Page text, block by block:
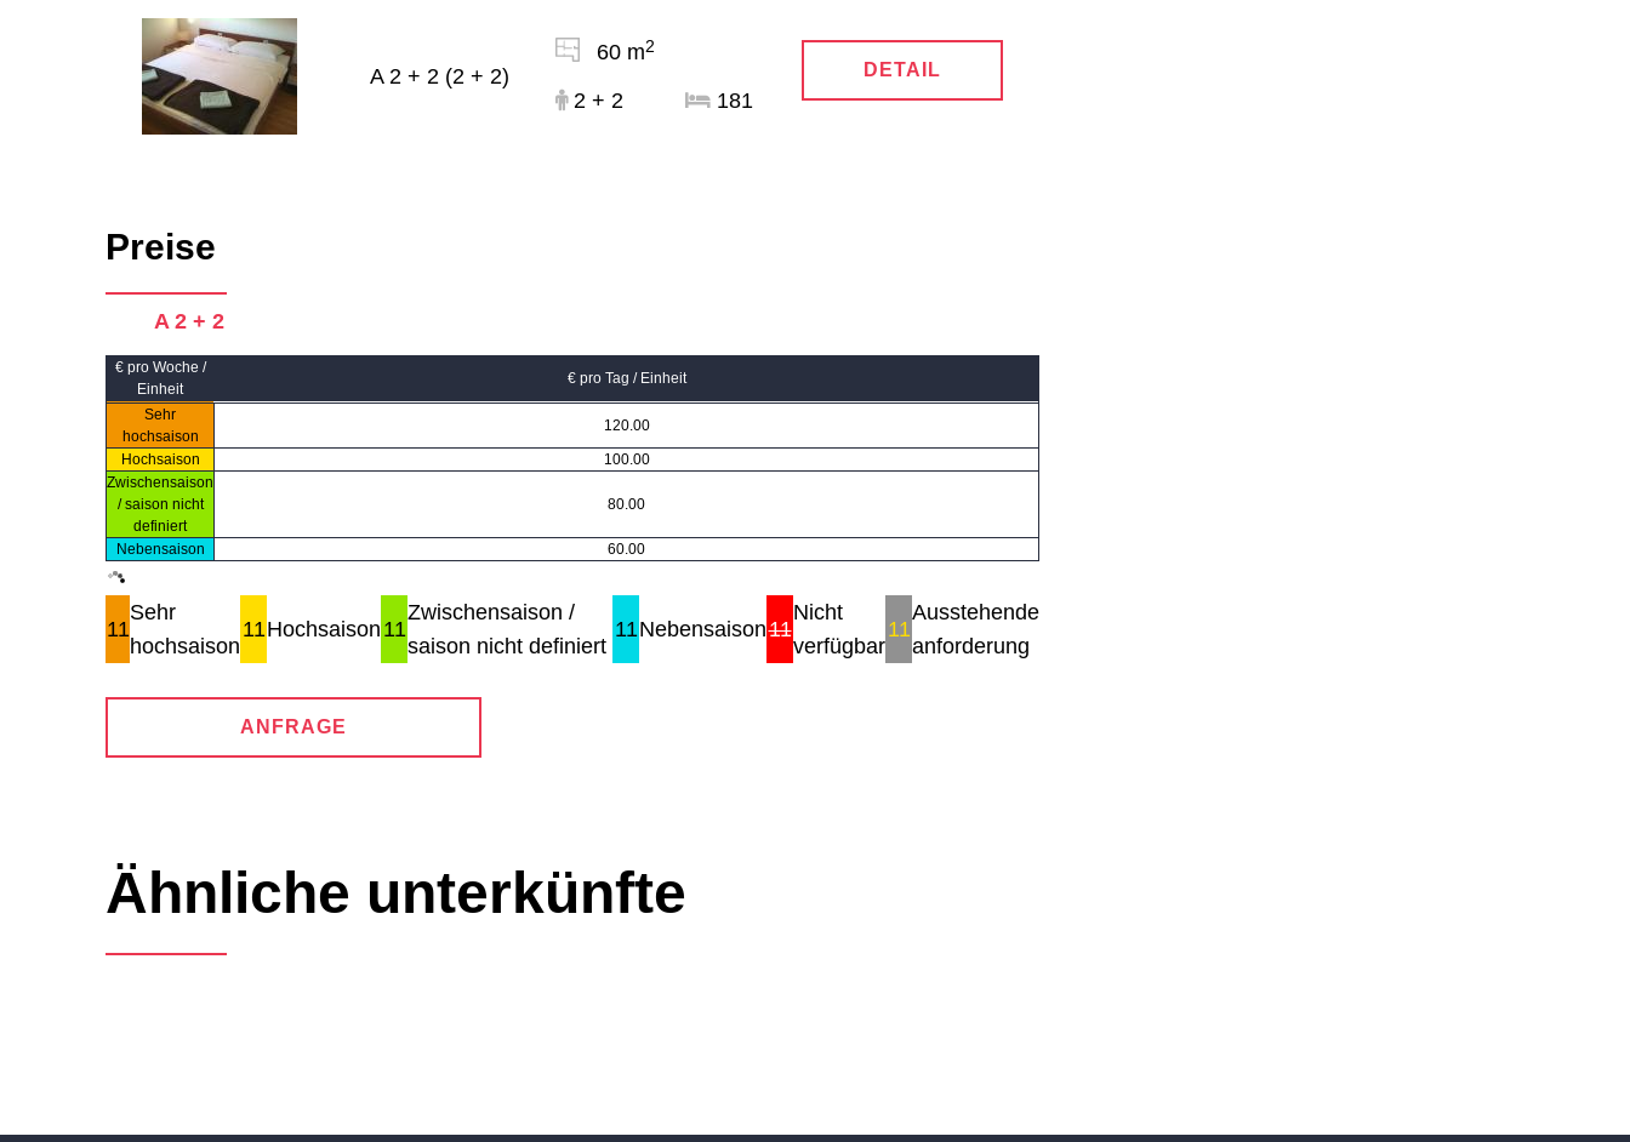
A 2 + 2 (2 + 2)
60 m2
2 + 2 181
DETAIL
Preise
A 2 + 2
€ pro Woche /
Einheit
€ pro Tag / Einheit
Sehr
hochsaison
120.00
Hochsaison
100.00
Zwischensaison
/ saison nicht
definiert
80.00
Nebensaison 60.00
11
Sehr
hochsaison
11Hochsaison 11
Zwischensaison /
saison nicht definiert
11Nebensaison11
Nicht
verfügbar
11
Ausstehende
anforderung
ANFRAGE
Ähnliche unterkünfte